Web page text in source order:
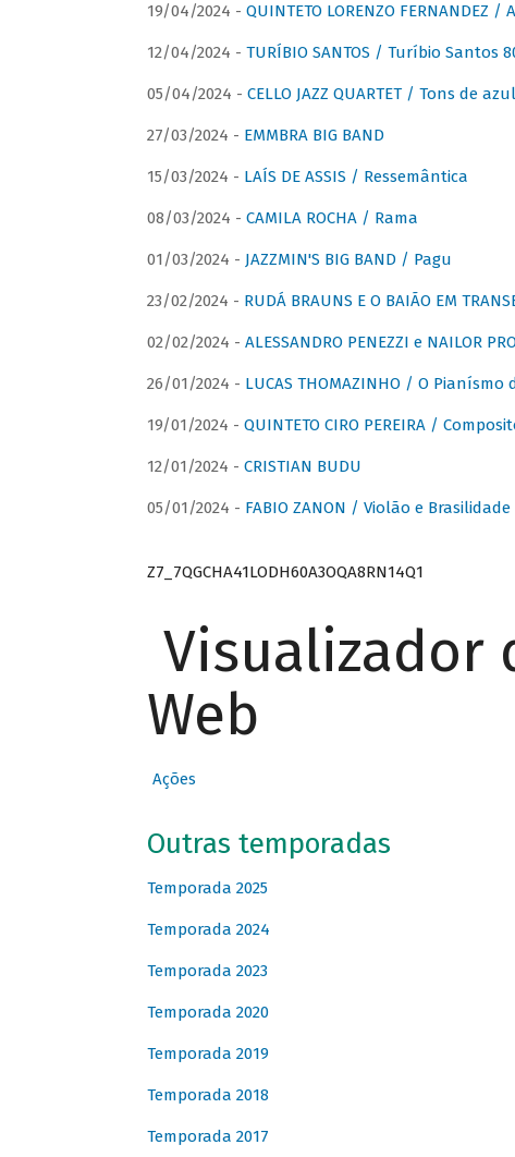
19/04/2024 - QUINTETO LORENZO FERNANDEZ
12/04/2024 - TURÍBIO SANTOS / Turíbio Santos
05/04/2024 - CELLO JAZZ QUARTET / Tons de azul
27/03/2024 - EMMBRA BIG BAND
15/03/2024 - LAÍS DE ASSIS / Ressemântica
08/03/2024 - CAMILA ROCHA / Rama
01/03/2024 - JAZZMIN'S BIG BAND / Pagu
23/02/2024 - RUDÁ BRAUNS E O BAIÃO EM
02/02/2024 - ALESSANDRO PENEZZI e NAILOR
26/01/2024 - LUCAS THOMAZINHO / O Pianísmo
19/01/2024 - QUINTETO CIRO PEREIRA /
12/01/2024 - CRISTIAN BUDU
05/01/2024 - FABIO ZANON / Violão e
Z7_7QGCHA41LODH60A3OQA8RN14Q1
Visualizador
Web
Ações
Outras temporadas
Temporada 2025
Temporada 2024
Temporada 2023
Temporada 2020
Temporada 2019
Temporada 2018
Temporada 2017